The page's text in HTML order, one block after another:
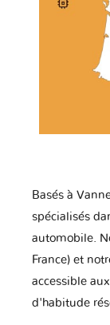
Basés à
spécialisés
automobile.
France) et
accessible
d'habitude